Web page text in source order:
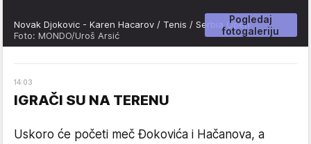
Pogledaj
fotogaleriju
Novak Djokovic - Karen Hacarov / Tenis / Serbia Open
Foto: MONDO/Uroš Arsić
14:03
IGRAČI SU NA TERENU
Uskoro će početi meč Đokovića i Hačanova, a